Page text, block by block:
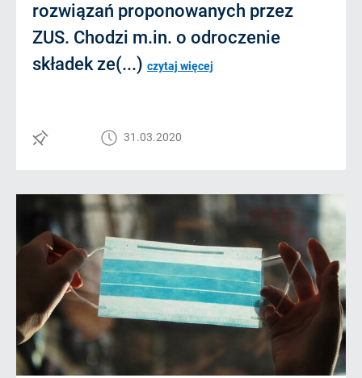
rozwiązań proponowanych przez
ZUS. Chodzi m.in. o odroczenie
składek ze(...) czytaj więcej
31.03.2020